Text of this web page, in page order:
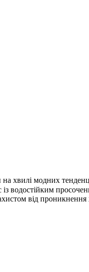
хвилі модних
від проникнення